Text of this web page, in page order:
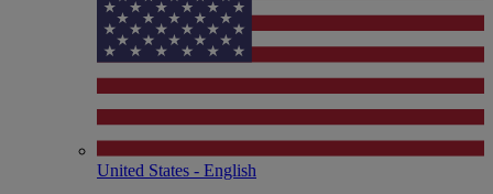
United States - English